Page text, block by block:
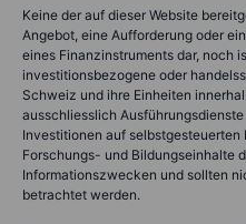
Keine der auf dieser Website
Angebot, eine Aufforderung oder
eines Finanzinstruments dar, noch
investitionsbezogene oder
Schweiz und ihre Einheiten
ausschliesslich
Investitionen auf selbstgesteuerten
Forschungs- und Bildungseinhalte
Informationszwecken und sollten
betrachtet werden.